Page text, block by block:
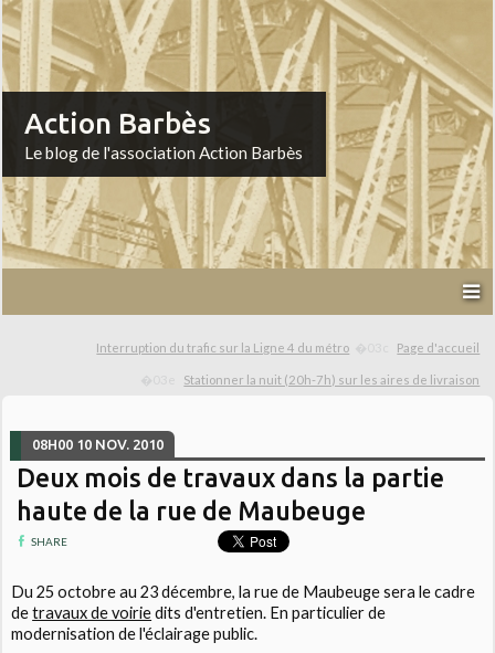
Action Barbès
Le blog de l'association Action Barbès
Interruption du trafic sur la Ligne 4 du métro Page d'accueil
Stationner la nuit (20h-7h) sur les aires de livraison
08H00 10 NOV. 2010
Deux mois de travaux dans la partie
haute de la rue de Maubeuge
SHARE
Du 25 octobre au 23 décembre, la rue de Maubeuge sera le cadre
detravaux de voiriedits d'entretien. En particulier de
modernisation de l'éclairage public.